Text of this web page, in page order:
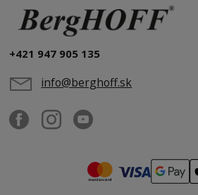
+421 947 905 135
info@berghoff.sk